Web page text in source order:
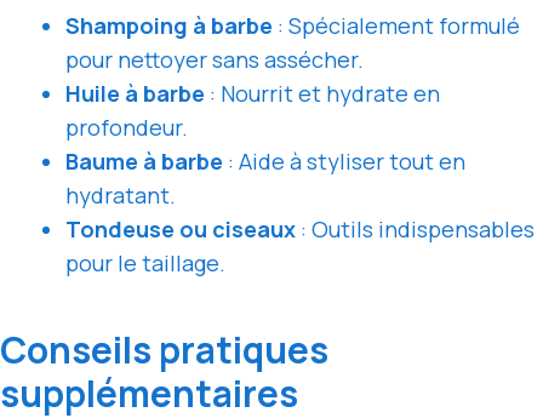
Shampoing à barbe : Spécialement formulé
pour nettoyer sans assécher.
Huile à barbe : Nourrit et hydrate en
profondeur.
Baume à barbe : Aide à styliser tout en
hydratant.
Tondeuse ou ciseaux : Outils indispensables
pour le taillage.
Conseils pratiques
supplémentaires